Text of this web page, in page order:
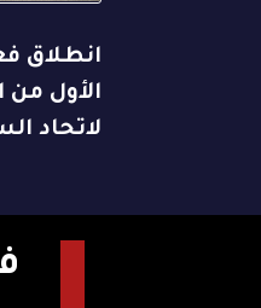
انطلاق
الأول
لاتحاد